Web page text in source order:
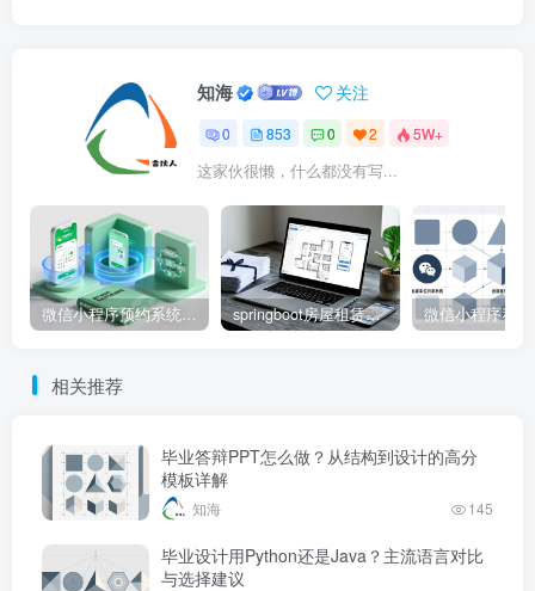
知海 关注
0 853 0 2 5W+
这家伙很懒，什么都没有写...
微信小程序预约系统源码 – 知海论文 springboot房屋租赁系统源码 – 知海论文
相关推荐
毕业答辩PPT怎么做？从结构到设计的高分
模板详解
知海 145
毕业设计用Python还是Java？主流语言对比
与选择建议